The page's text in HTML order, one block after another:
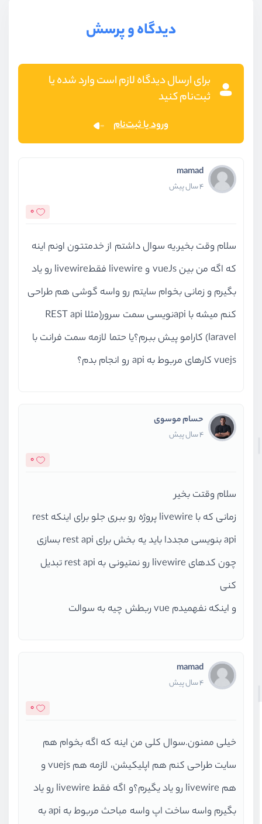
دیدگاه و پرسش
برای ارسال دیدگاه لازم است وارد شده یا
ثبت‌نام کنید
ورود یا ثبت‌نام
mamad
4 سال پیش
0
سلام وقت بخیر.یه سوال داشتم از خدمتتون اونم اینه
که اگه من بین vueJs و livewire فقطlivewire رو یاد
بگیرم و زمانی بخوام سایتم رو واسه گوشی هم طراحی
کنم میشه با apiنویسی سمت سرور(مثلا REST api
laravel) کارامو پیش ببرم؟یا حتما لازمه سمت فرانت با
vuejs کارهای مربوط به api رو انجام بدم؟
حسام موسوی
4 سال پیش
0
سلام وقتت بخیر
زمانی که با livewire پروژه رو ببری جلو برای اینکه rest
api بنویسی مجددا باید یه بخش برای rest api بسازی
چون کدهای livewire رو نمتیونی به rest api تبدیل
کنی
و اینکه نفهمیدم vue ربطش چیه به سوالت
mamad
4 سال پیش
0
خیلی ممنون.سوال کلی من اینه که اگه بخوام هم
سایت طراحی کنم هم اپلیکیشن، لازمه هم vuejs و
هم livewire رو یاد یگیرم؟و اگه فقط livewire رو یاد
بگیرم واسه ساخت اپ واسه مباحث مربوط به api به